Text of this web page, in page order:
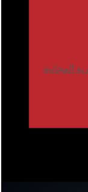
المجانية